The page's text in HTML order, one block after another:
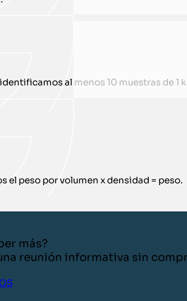
al menos 10 muestras de 1
el peso por volumen x densidad = peso.
más?
reunión informativa sin